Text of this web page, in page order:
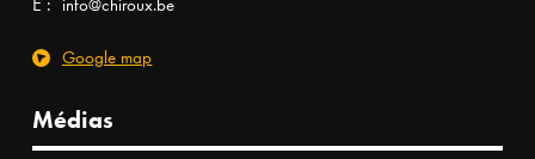
info@chiroux.be
Google map
Médias